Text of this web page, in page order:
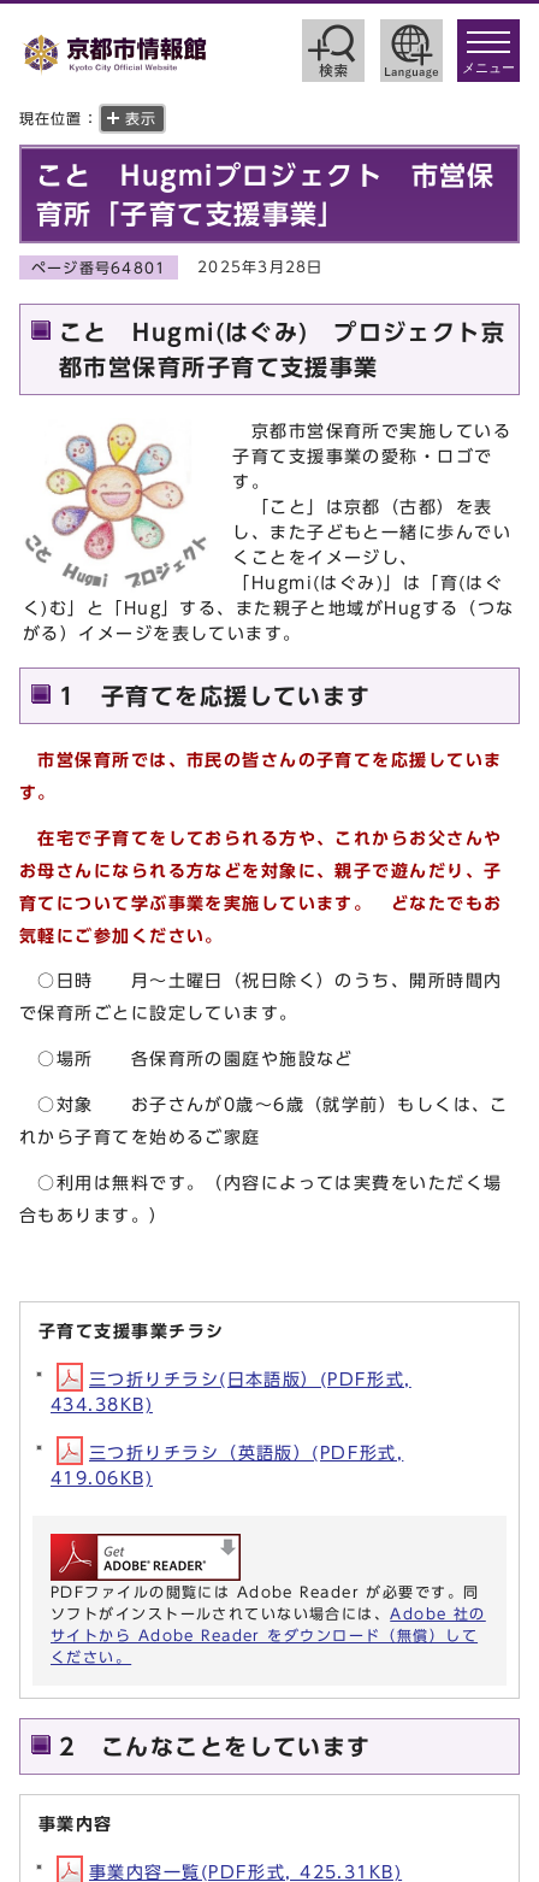
toggle
メニュー
現在位置： 表示
こと Hugmiプロジェクト 市営保
育所「子育て支援事業」
ページ番号64801 2025年3月28日
こと Hugmi(はぐみ) プロジェクト京
都市営保育所子育て支援事業
京都市営保育所で実施している
子育て支援事業の愛称・ロゴで
す。
「こと」は京都（古都）を表
し、また子どもと一緒に歩んでい
くことをイメージし、
「Hugmi(はぐみ)」は「育(はぐ
く)む」と「Hug」する、また親子と地域がHugする（つな
がる）イメージを表しています。
1 子育てを応援しています
市営保育所では、市民の皆さんの子育てを応援していま
す。
在宅で子育てをしておられる方や、これからお父さんや
お母さんになられる方などを対象に、親子で遊んだり、子
育てについて学ぶ事業を実施しています。
どなたでもお
気軽にご参加ください。
○日時 月～土曜日（祝日除く）のうち、開所時間内
で保育所ごとに設定しています。
○場所 各保育所の園庭や施設など
○対象 お子さんが0歳～6歳（就学前）もしくは、こ
れから子育てを始めるご家庭
○利用は無料です。（内容によっては実費をいただく場
合もあります。）
子育て支援事業チラシ
三つ折りチラシ(日本語版）(PDF形式,
434.38KB)
三つ折りチラシ（英語版）(PDF形式,
419.06KB)
PDFファイルの閲覧には Adobe Reader が必要です。同
ソフトがインストールされていない場合には、 Adobe 社の
サイトから Adobe Reader をダウンロード（無償）して
ください。
2 こんなことをしています
事業内容
事業内容一覧(PDF形式, 425.31KB)